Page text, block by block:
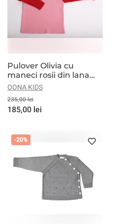
Pulover Olivia cu
maneci rosii din lana
merinos
OONA KIDS
235,00 lei
185,00 lei
-20%